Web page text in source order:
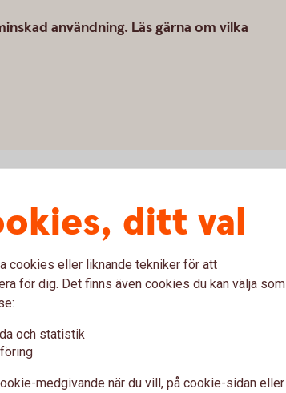
användning. Läs gärna om vilka
Pay
Samsung Pay Xiaomi Pay
ditt val
cookies eller liknande tekniker för att
för dig. Det finns även cookies du kan välja som
och statistik
medgivande när du vill, på cookie-sidan eller